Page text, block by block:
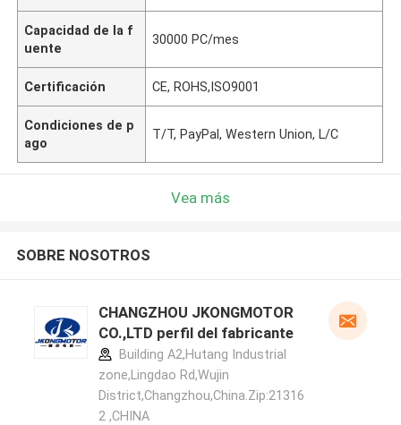
Capacidad de la f
uente
30000 PC/mes
Certificación CE, ROHS,ISO9001
Condiciones de p
ago
T/T, PayPal, Western Union, L/C
Vea más
SOBRE NOSOTROS
CHANGZHOU JKONGMOTOR
CO.,LTD perfil del fabricante
Building A2,Hutang Industrial
zone,Lingdao Rd,Wujin
District,Changzhou,China.Zip:21316
2 ,CHINA